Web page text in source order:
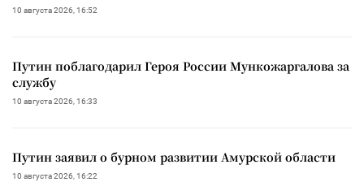
10 августа 2026, 16:52
Путин поблагодарил Героя России Мункожаргалова за
службу
10 августа 2026, 16:33
Путин заявил о бурном развитии Амурской области
10 августа 2026, 16:22